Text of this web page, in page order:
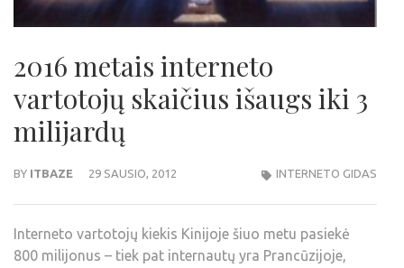
2016 metais interneto
vartotojų skaičius išaugs iki 3
milijardų
BY ITBAZE 29 SAUSIO, 2012 INTERNETO GIDAS
Interneto vartotojų kiekis Kinijoje šiuo metu pasiekė
800 milijonus – tiek pat internautų yra Prancūzijoje,